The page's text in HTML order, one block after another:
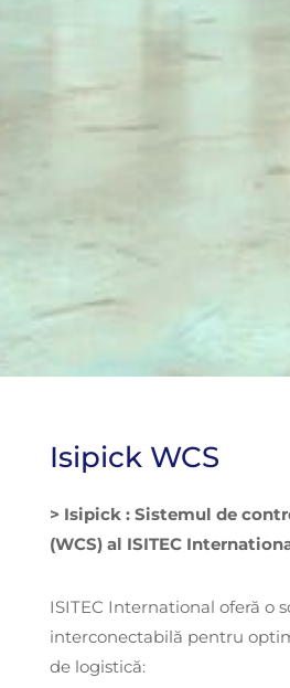
Isipick WCS
> Isipick : Sistemul de
(WCS) al ISITEC
ISITEC International oferă o
interconectabilă pentru
de logistică: